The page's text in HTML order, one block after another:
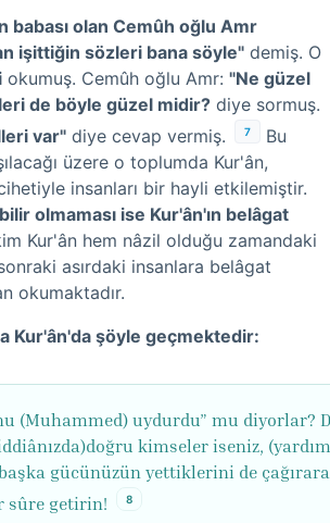
babası olan Cemûh oğlu Amr
işittiğin sözleri bana söyle" demiş. O
okumuş. Cemûh oğlu Amr: "Ne güzel
de böyle güzel midir? diye sormuş.
var" diye cevap vermiş. 7
Bu
üzere o toplumda Kur'ân,
insanları bir hayli etkilemiştir.
olmaması ise Kur'ân'ın belâgat
Kur'ân hem nâzil olduğu zamandaki
asırdaki insanlara belâgat
okumaktadır.
Kur'ân'da şöyle geçmektedir:
(Muhammed) uydurdu” mu diyorlar?
kimseler iseniz,
gücünüzün yettiklerini de
sûre getirin!
8